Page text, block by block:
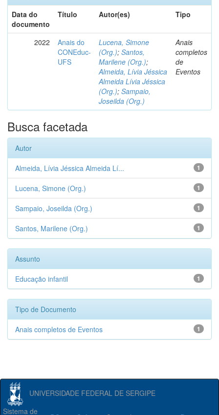
Data do
documento
Título Autor(es) Tipo
2022
Anais do
CONEduc-
UFS
Lucena, Simone
(Org.); Santos,
Marilene (Org.);
Almeida, Lívia Jéssica
Almeida Lívia Jéssica
(Org.); Sampaio,
Joseilda (Org.)
Anais
completos
de
Eventos
Busca facetada
Autor
1
Almeida, Lívia Jéssica Almeida Lí...
1
Lucena, Simone (Org.)
1
Sampaio, Joseilda (Org.)
1
Santos, Marilene (Org.)
Assunto
1
Educação infantil
Tipo de Documento
1
Anais completos de Eventos
UNIVERSIDADE FEDERAL DE SERGIPE
Sistema de